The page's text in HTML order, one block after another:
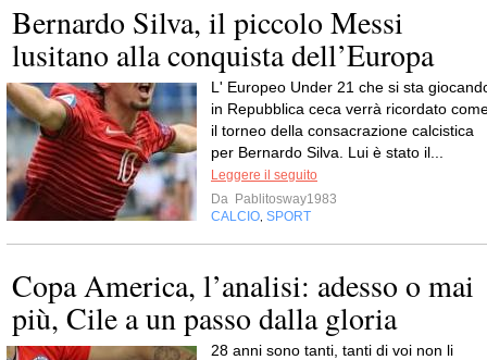
Bernardo Silva, il piccolo Messi
lusitano alla conquista dell’Europa
L' Europeo Under 21 che si sta
in Repubblica ceca verrà ricordato
il torneo della consacrazione calcistica
per Bernardo Silva. Lui è stato il...
Leggere il seguito
Da Pablitosway1983
CALCIO SPORT
Copa America, l’analisi: adesso o mai
più, Cile a un passo dalla gloria
28 anni sono tanti, tanti di voi non li